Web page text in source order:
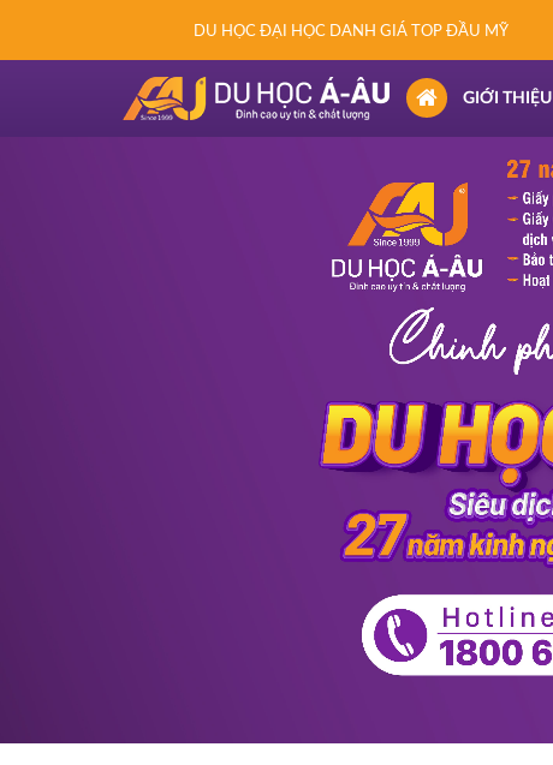
DU HỌC ĐẠI HỌC DANH GIÁ TOP ĐẦU MỸ
(CURRENT)
GIỚI THIỆU